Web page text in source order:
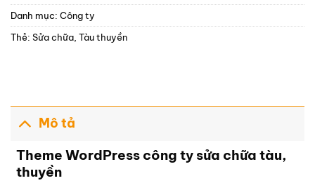
Danh mục: Công ty
Thẻ: Sửa chữa Tàu thuyền
Mô tả
Theme WordPress công ty sửa chữa tàu,
thuyền